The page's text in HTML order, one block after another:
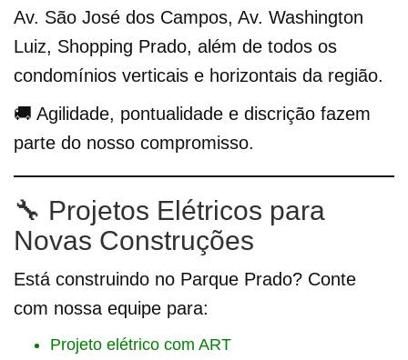
Av. São José dos Campos, Av. Washington
Luiz, Shopping Prado, além de todos os
condomínios verticais e horizontais da região.
🚚 Agilidade, pontualidade e discrição fazem
parte do nosso compromisso.
🔧 Projetos Elétricos para
Novas Construções
Está construindo no Parque Prado? Conte
com nossa equipe para:
Projeto elétrico com ART